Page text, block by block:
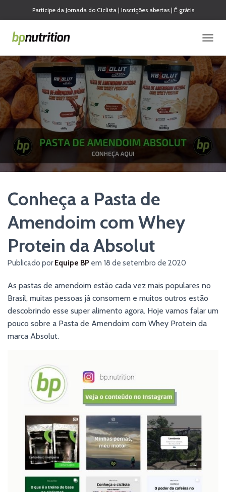
Participe da Jornada do Ciclista | Inscrições abertas | É grátis
L
E
R
N
A
R
V
E
A
Conheça a Pasta de
Amendoim com Whey
Protein da Absolut
Publicado porEquipe BP em 18 de setembro de 2020
As pastas de amendoim estão cada vez mais populares no
Brasil, muitas pessoas já consomem e muitos outros estão
descobrindo esse super alimento agora. Hoje vamos falar um
pouco sobre a Pasta de Amendoim com Whey Protein da
marca Absolut.